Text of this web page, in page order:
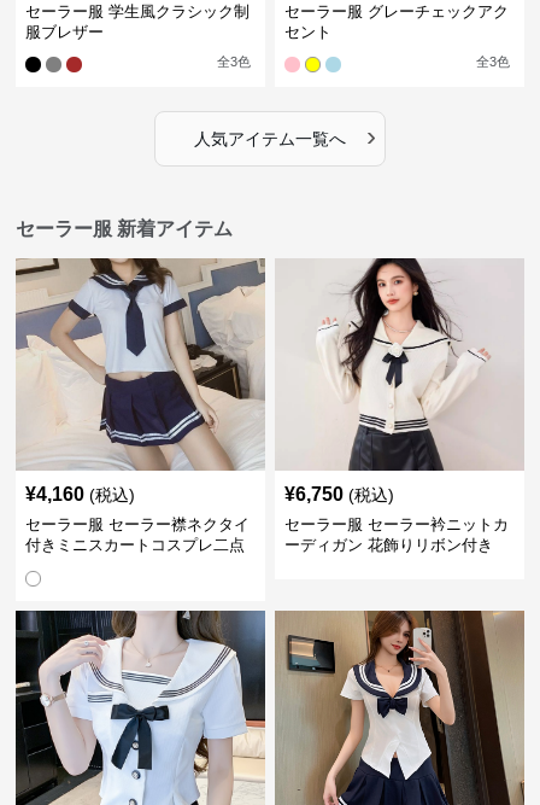
セーラー服 学生風クラシック制
服ブレザー
全3色
セーラー服 グレーチェックアク
セント
全3色
人気アイテム一覧へ ›
セーラー服 新着アイテム
¥4,160 (税込)
セーラー服 セーラー襟ネクタイ
付きミニスカートコスプレ二点
¥6,750 (税込)
セーラー服 セーラー衿ニットカ
ーディガン 花飾りリボン付き